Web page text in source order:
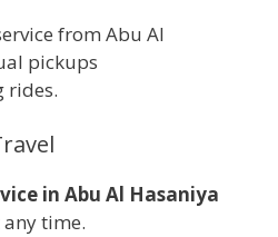
from Abu Al
pickups
rides.
in Abu Al Hasaniya
time.